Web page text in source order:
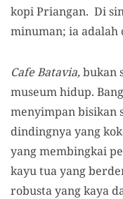
kopi Priangan. Di
minuman; ia adalah
Cafe Batavia,bukan
museum hidup.
menyimpan bisikan
dindingnya yang
yang membingkai
kayu tua yang
robusta yang kaya